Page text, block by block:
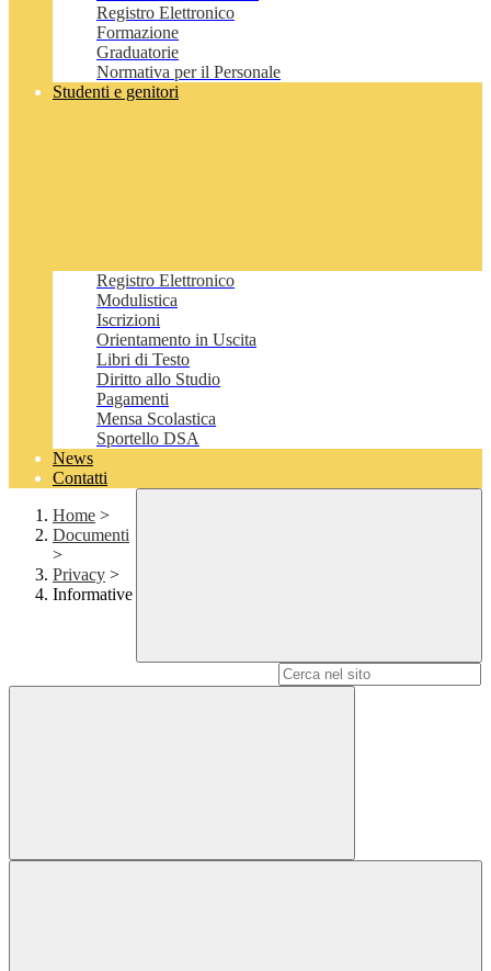
Registro Elettronico
Formazione
Graduatorie
Normativa per il Personale
Studenti e genitori
Registro Elettronico
Modulistica
Iscrizioni
Orientamento in Uscita
Libri di Testo
Diritto allo Studio
Pagamenti
Mensa Scolastica
Sportello DSA
News
Contatti
Home >
Documenti
>
Privacy >
Informative